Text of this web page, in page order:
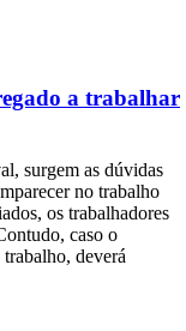
a trabalhar
surgem as dúvidas
no trabalho
os trabalhadores
caso o
deverá